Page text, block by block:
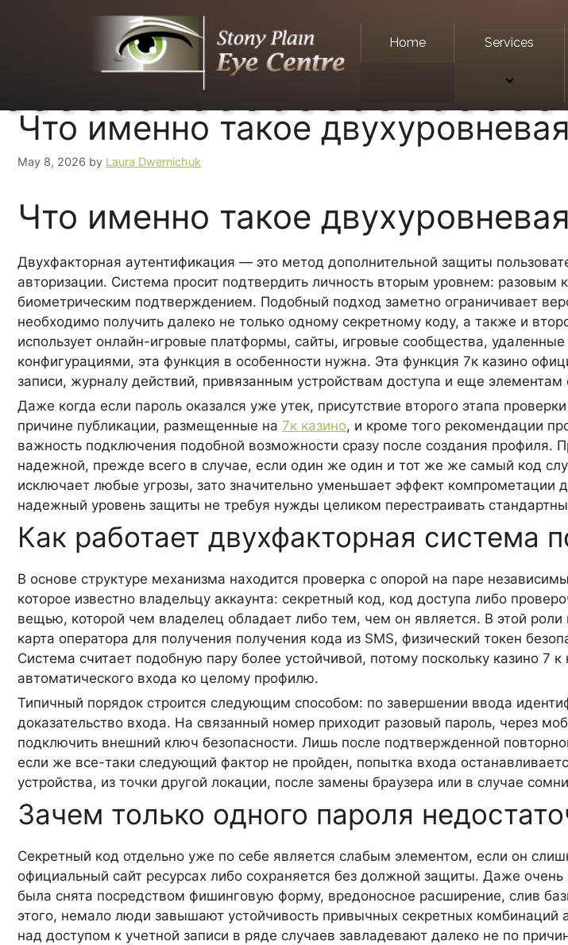
Home
Services
Что именно такое
May 8, 2026 by Laura Dwernichuk
Что именно такое
Двухфакторная аутентификация — это метод дополнительной защиты
авторизации. Система просит подтвердить личность вторым уровнем:
биометрическим подтверждением. Подобный подход заметно ограничивает
необходимо получить далеко не только одному секретному коду, а также и
использует онлайн-игровые платформы, сайты, игровые сообщества,
конфигурациями, эта функция в особенности нужна. Эта функция 7к казино
записи, журналу действий, привязанным устройствам доступа и еще элементам
Даже когда если пароль оказался уже утек, присутствие второго этапа
причине публикации, размещенные на 7к казино, и кроме того рекомендации
важность подключения подобной возможности сразу после создания профиля.
надежной, прежде всего в случае, если один же один и тот же же самый код
исключает любые угрозы, зато значительно уменьшает эффект компрометации
надежный уровень защиты не требуя нужды целиком перестраивать
Как работает двухфакторная система
В основе структуре механизма находится проверка с опорой на паре
которое известно владельцу аккаунта: секретный код, код доступа либо
вещью, которой чем владелец обладает либо тем, чем он является. В этой
карта оператора для получения получения кода из SMS, физический токен
Система считает подобную пару более устойчивой, потому поскольку казино
автоматического входа ко целому профилю.
Типичный порядок строится следующим способом: по завершении ввода
доказательство входа. На связанный номер приходит разовый пароль, через
подключить внешний ключ безопасности. Лишь после подтвержденной
если же все-таки следующий фактор не пройден, попытка входа
устройства, из точки другой локации, после замены браузера или в случае
Зачем только одного пароля
Секретный код отдельно уже по себе является слабым элементом, если он
официальный сайт ресурсах либо сохраняется без должной защиты. Даже
была снята посредством фишинговую форму, вредоносное расширение, слив
этого, немало люди завышают устойчивость привычных секретных комбинаций
над доступом к учетной записи в ряде случаев завладевают далеко не по